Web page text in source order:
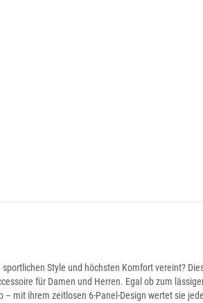
Style und höchsten Komfort vereint?
für Damen und Herren. Egal ob zum
– mit ihrem zeitlosen 6-Panel-Design wertet sie